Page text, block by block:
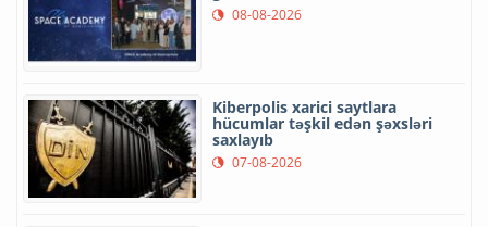
08-08-2026
Kiberpolis xarici saytlara
hücumlar təşkil edən şəxsləri
saxlayıb
07-08-2026